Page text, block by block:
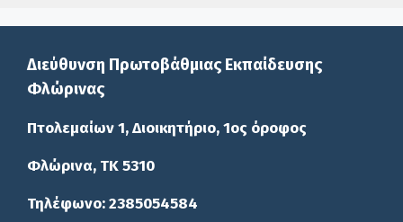
Διεύθυνση Πρωτοβάθμιας Εκπαίδευσης
Φλώρινας
Πτολεμαίων 1, Διοικητήριο, 1ος όροφος
Φλώρινα, ΤΚ 5310
Τηλέφωνο: 2385054584